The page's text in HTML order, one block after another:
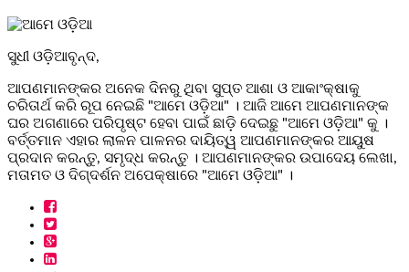
ସୁଧୀ ଓଡ଼ିଆବୃନ୍ଦ,
ଆପଣମାନଙ୍କର ଅନେକ ଦିନରୁ ଥିବା ସୁପ୍ତ ଆଶା ଓ ଆକାଂକ୍ଷାକୁ
ଚରିତାର୍ଥ କରି ରୂପ ନେଇଛି "ଆମେ ଓଡ଼ିଆ" । ଆଜି ଆମେ ଆପଣମାନଙ୍କ
ଘର ଅଗଣାରେ ପରିପୃଷ୍ଟ ହେବା ପାଇଁ ଛାଡ଼ି ଦେଇଛୁ "ଆମେ ଓଡ଼ିଆ" କୁ ।
ବର୍ତ୍ତମାନ ଏହାର ଲାଳନ ପାଳନର ଦାୟିତ୍ୱ ଆପଣମାନଙ୍କର ଆୟୁଷ
ପ୍ରଦାନ କରନ୍ତୁ, ସମୃଦ୍ଧ କରନ୍ତୁ । ଆପଣମାନଙ୍କର ଉପାଦେୟ ଲେଖା,
ମତାମତ ଓ ଦିଗ୍ଦର୍ଶନ ଅପେକ୍ଷାରେ "ଆମେ ଓଡ଼ିଆ" ।